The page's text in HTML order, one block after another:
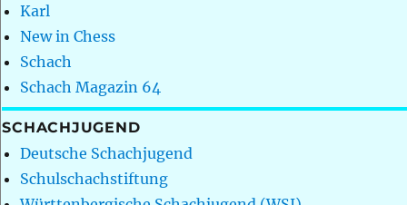
Karl
New in Chess
Schach
Schach Magazin 64
SCHACHJUGEND
Deutsche Schachjugend
Schulschachstiftung